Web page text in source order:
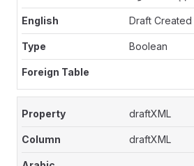
Draft Created
Boolean
draftXML
draftXML